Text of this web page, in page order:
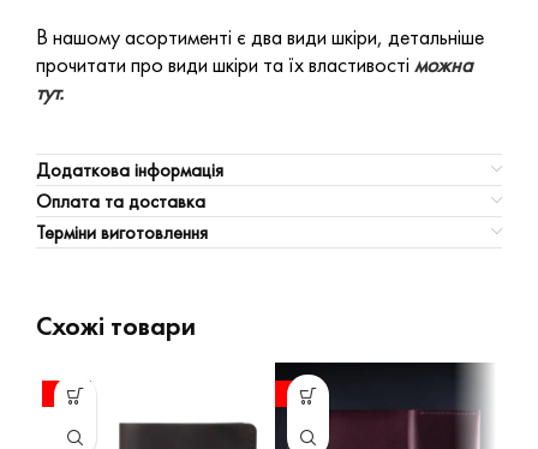
В нашому асортименті є два види шкіри, детальніше
прочитати про види шкіри та їх властивості можна
тут.
Додаткова інформація
Оплата та доставка
Терміни виготовлення
Схожі товари
-14% -10%